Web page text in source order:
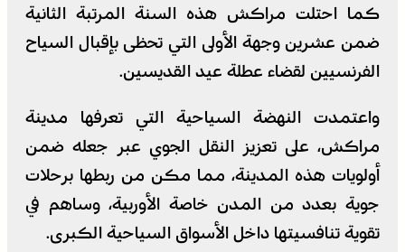
كما احتلت مراكش هذه السنة المرتبة الثانية
ضمن عشرين وجهة الأولى التي تحظى بإقبال السياح
الفرنسيين لقضاء عطلة عيد القديسين.
واعتمدت النهضة السياحية التي تعرفها مدينة
مراكش، على تعزيز النقل الجوي عبر جعله ضمن
أولويات هذه المدينة، مما مكن من ربطها برحلات
جوية بعدد من المدن خاصة الأوربية، وساهم في
تقوية تنافسيتها داخل الأسواق السياحية الكبرى.